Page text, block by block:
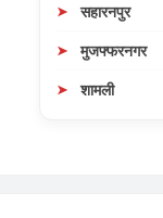
सहारनपुर
मुजफ्फरनगर
शामली